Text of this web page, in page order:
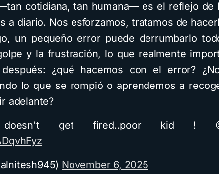
cotidiana, tan humana— es el reflejo de
a diario. Nos esforzamos, tratamos de
un pequeño error puede derrumbarlo
y la frustración, lo que realmente
¿qué hacemos con el error?
lo que se rompió o aprendemos a
adelante?
get fired..poor kid !
November 6, 2025